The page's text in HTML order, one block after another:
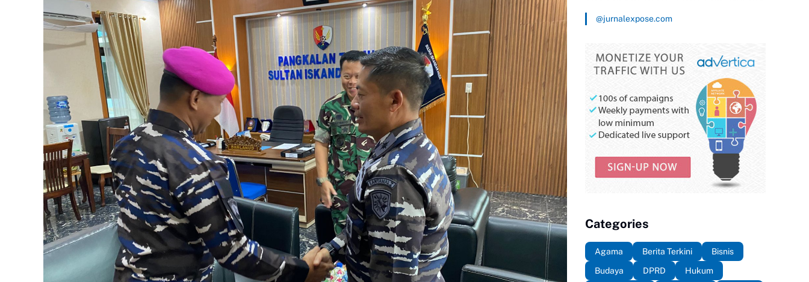
@jurnalexpose.com
Categories
Agama Berita Terkini
Bisnis
Budaya
DPRD
Hukum